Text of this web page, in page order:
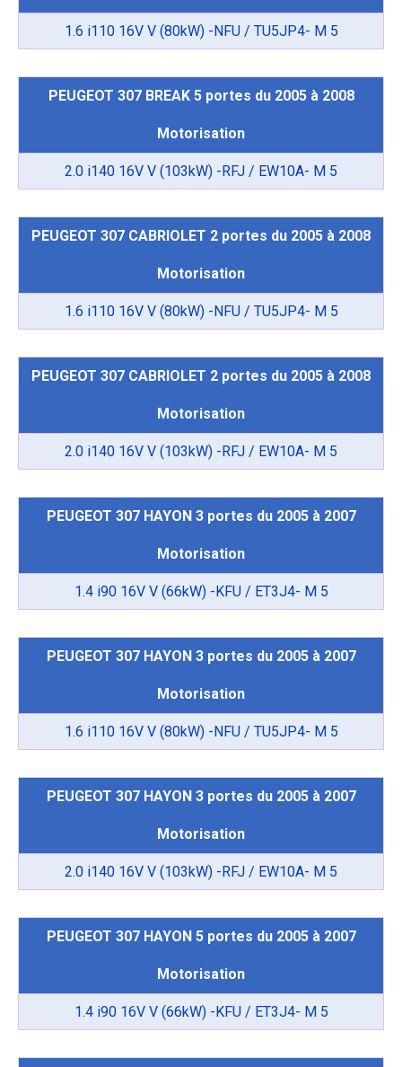
1.6 i110 16V V (80kW) -NFU / TU5JP4- M 5
PEUGEOT 307 BREAK 5 portes du 2005 à 2008
Motorisation
2.0 i140 16V V (103kW) -RFJ / EW10A- M 5
PEUGEOT 307 CABRIOLET 2 portes du 2005 à 2008
Motorisation
1.6 i110 16V V (80kW) -NFU / TU5JP4- M 5
PEUGEOT 307 CABRIOLET 2 portes du 2005 à 2008
Motorisation
2.0 i140 16V V (103kW) -RFJ / EW10A- M 5
PEUGEOT 307 HAYON 3 portes du 2005 à 2007
Motorisation
1.4 i90 16V V (66kW) -KFU / ET3J4- M 5
PEUGEOT 307 HAYON 3 portes du 2005 à 2007
Motorisation
1.6 i110 16V V (80kW) -NFU / TU5JP4- M 5
PEUGEOT 307 HAYON 3 portes du 2005 à 2007
Motorisation
2.0 i140 16V V (103kW) -RFJ / EW10A- M 5
PEUGEOT 307 HAYON 5 portes du 2005 à 2007
Motorisation
1.4 i90 16V V (66kW) -KFU / ET3J4- M 5